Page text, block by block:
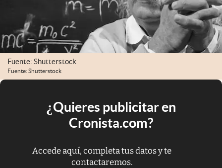
Fuente: Shutterstock
Fuente: Shutterstock
¿Quieres publicitar en
Cronista.com?
Accede aquí, completa tus datos y te
contactaremos.